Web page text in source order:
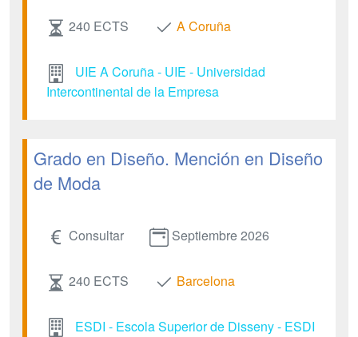
240 ECTS A Coruña
UIE A Coruña - UIE - Universidad
Intercontinental de la Empresa
Grado en Diseño. Mención en Diseño
de Moda
Consultar Septiembre 2026
240 ECTS Barcelona
ESDI - Escola Superior de Disseny - ESDI